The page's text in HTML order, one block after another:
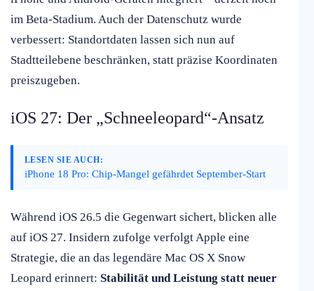
im Beta-Stadium. Auch der Datenschutz wurde
verbessert: Standortdaten lassen sich nun auf
Stadtteilebene beschränken, statt präzise Koordinaten
preiszugeben.
iOS 27: Der „Schneeleopard“-Ansatz
LESEN SIE AUCH:
iPhone 18 Pro: Chip-Mangel gefährdet September-Start
Während iOS 26.5 die Gegenwart sichert, blicken alle
auf iOS 27. Insidern zufolge verfolgt Apple eine
Strategie, die an das legendäre Mac OS X Snow
Leopard erinnert: Stabilität und Leistung statt neuer